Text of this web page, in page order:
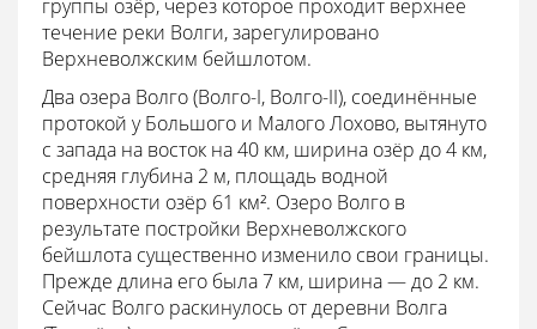
группы озёр, через которое проходит верхнее
течение реки Волги, зарегулировано
Верхневолжским бейшлотом.
Два озера Волго (Волго-I, Волго-II), соединённые
протокой у Большого и Малого Лохово, вытянуто
с запада на восток на 40 км, ширина озёр до 4 км,
средняя глубина 2 м, площадь водной
поверхности озёр 61 км². Озеро Волго в
результате постройки Верхневолжского
бейшлота существенно изменило свои границы.
Прежде длина его была 7 км, ширина — до 2 км.
Сейчас Волго раскинулось от деревни Волга